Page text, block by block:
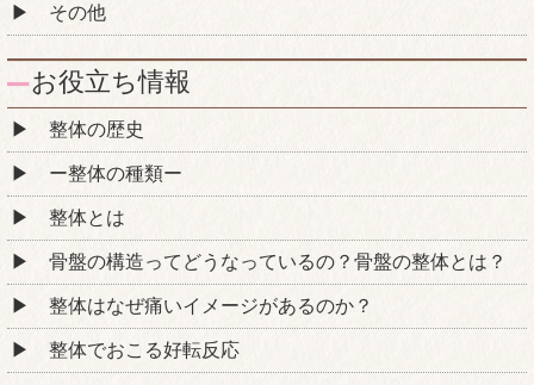
その他
お役立ち情報
整体の歴史
ー整体の種類ー
整体とは
骨盤の構造ってどうなっているの？骨盤の整体とは？
整体はなぜ痛いイメージがあるのか？
整体でおこる好転反応